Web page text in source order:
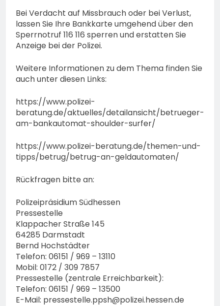
Bei Verdacht auf Missbrauch oder bei Verlust,
lassen Sie Ihre Bankkarte umgehend über den
Sperrnotruf 116 116 sperren und erstatten Sie
Anzeige bei der Polizei.
Weitere Informationen zu dem Thema finden Sie
auch unter diesen Links:
https://www.polizei-
beratung.de/aktuelles/detailansicht/betrueger-
am-bankautomat-shoulder-surfer/
https://www.polizei-beratung.de/themen-und-
tipps/betrug/betrug-an-geldautomaten/
Rückfragen bitte an:
Polizeipräsidium Südhessen
Pressestelle
Klappacher Straße 145
64285 Darmstadt
Bernd Hochstädter
Telefon: 06151 / 969 – 13110
Mobil: 0172 / 309 7857
Pressestelle (zentrale Erreichbarkeit):
Telefon: 06151 / 969 – 13500
E-Mail: pressestelle.ppsh@polizei.hessen.de